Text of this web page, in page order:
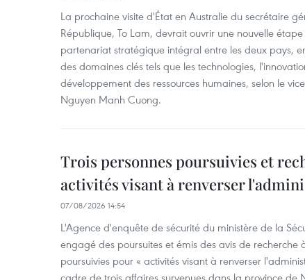
La prochaine visite d'État en Australie du secrétaire
République, To Lam, devrait ouvrir une nouvelle
partenariat stratégique intégral entre les deux pays,
des domaines clés tels que les technologies,
développement des ressources humaines, selon le
Nguyen Manh Cuong.
Trois personnes poursuivies et
activités visant à renverser
07/08/2026 14:54
L'Agence d'enquête de sécurité du ministère de la
engagé des poursuites et émis des avis de recherche
poursuivies pour « activités visant à renverser
cadre de trois affaires survenues dans la province de